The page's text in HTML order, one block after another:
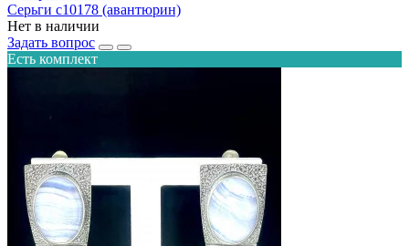
Серьги с10178 (авантюрин)
Нет в наличии
Задать вопрос
Есть комплект